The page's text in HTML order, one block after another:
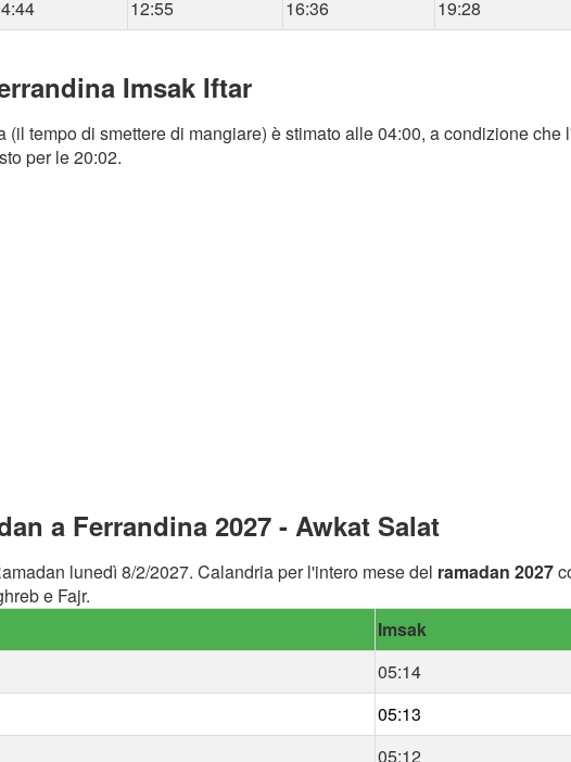
12:55 16:36 19:28
Imsak Iftar
(il tempo di smettere di mangiare) è stimato alle 04:00, a condizione che
per le 20:02.
a Ferrandina 2027 - Awkat Salat
lunedì 8/2/2027. Calandria per l'intero mese del ramadan 2027
e Fajr.
Imsak
05:14
05:13
05:12